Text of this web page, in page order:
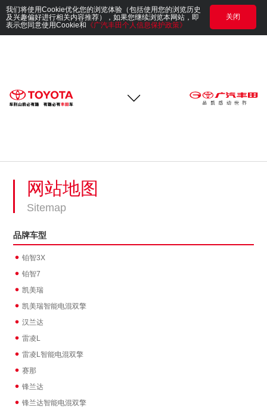
我们将使用Cookie优化您的浏览体验（包括使用您的浏览历史
及兴趣偏好进行相关内容推荐），如果您继续浏览本网站，即
表示您同意使用Cookie和 《广汽丰田个人信息保护政策》
关闭
网站地图
Sitemap
品牌车型
铂智3X
铂智7
凯美瑞
凯美瑞智能电混双擎
汉兰达
雷凌L
雷凌L智能电混双擎
赛那
锋兰达
锋兰达智能电混双擎